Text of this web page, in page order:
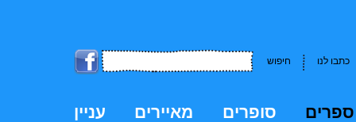
חיפוש כתבו לנו
ספרים סופרים מאיירים עניין